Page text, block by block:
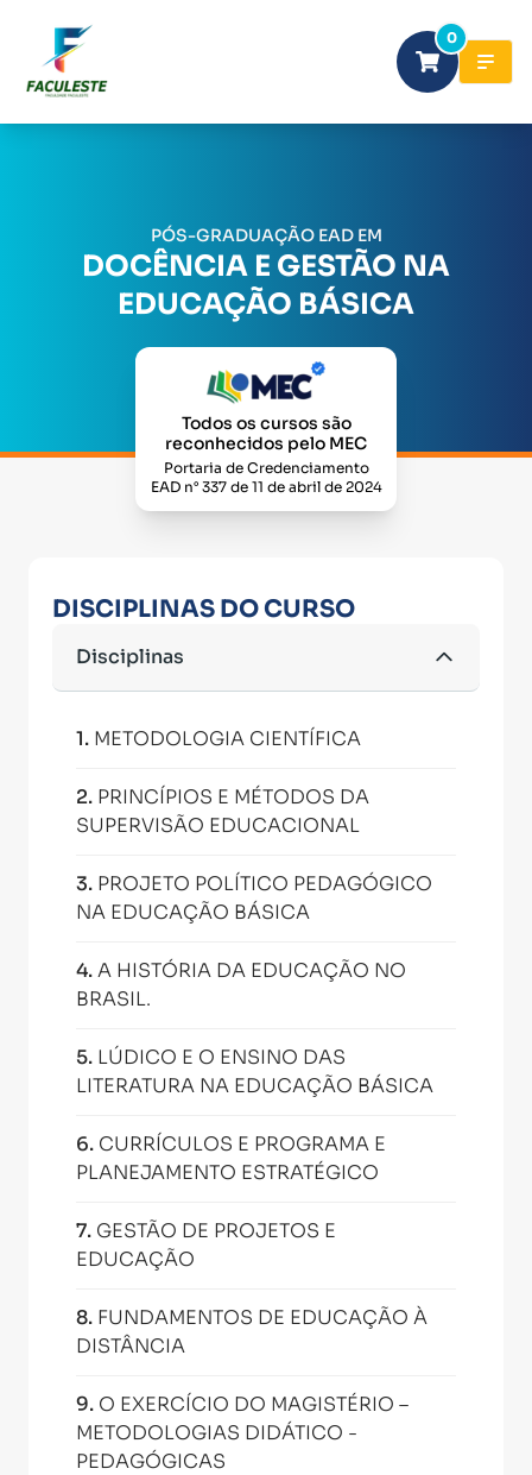
0
PÓS-GRADUAÇÃO EAD EM
DOCÊNCIA E GESTÃO NA
EDUCAÇÃO BÁSICA
Todos os cursos são
reconhecidos pelo MEC
Portaria de Credenciamento
EAD n° 337 de 11 de abril de 2024
DISCIPLINAS DO CURSO
Disciplinas
1. METODOLOGIA CIENTÍFICA
2. PRINCÍPIOS E MÉTODOS DA
SUPERVISÃO EDUCACIONAL
3. PROJETO POLÍTICO PEDAGÓGICO
NA EDUCAÇÃO BÁSICA
4.A HISTÓRIA DA EDUCAÇÃO NO
BRASIL.
5. LÚDICO E O ENSINO DAS
LITERATURA NA EDUCAÇÃO BÁSICA
6. CURRÍCULOS E PROGRAMA E
PLANEJAMENTO ESTRATÉGICO
7. GESTÃO DE PROJETOS E
EDUCAÇÃO
8. FUNDAMENTOS DE EDUCAÇÃO À
DISTÂNCIA
9. O EXERCÍCIO DO MAGISTÉRIO –
METODOLOGIAS DIDÁTICO -
PEDAGÓGICAS